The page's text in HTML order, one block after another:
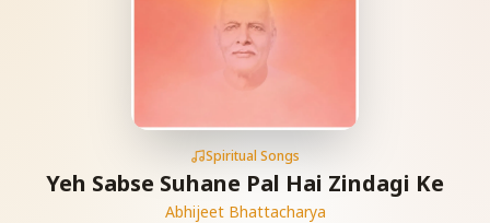
Spiritual Songs
Yeh Sabse Suhane Pal Hai Zindagi Ke
Abhijeet Bhattacharya